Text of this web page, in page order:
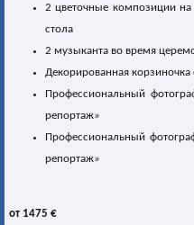
2 цветочные композиции на
стола
2 музыканта во время
Декорированная
Профессиональный
репортаж»
Профессиональный
репортаж»
от 1475 €